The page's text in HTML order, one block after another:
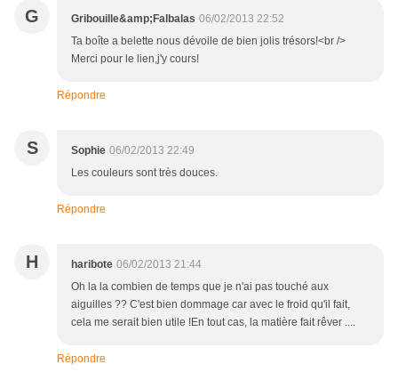
G Gribouille&amp;Falbalas 06/02/2013 22:52
Ta boîte a belette nous dévoile de bien jolis trésors!<br />
Merci pour le lien,j'y cours!
Répondre
S Sophie 06/02/2013 22:49
Les couleurs sont très douces.
Répondre
H haribote 06/02/2013 21:44
Oh la la combien de temps que je n'ai pas touché aux
aiguilles ?? C'est bien dommage car avec le froid qu'il fait,
cela me serait bien utile !En tout cas, la matière fait rêver ....
Répondre